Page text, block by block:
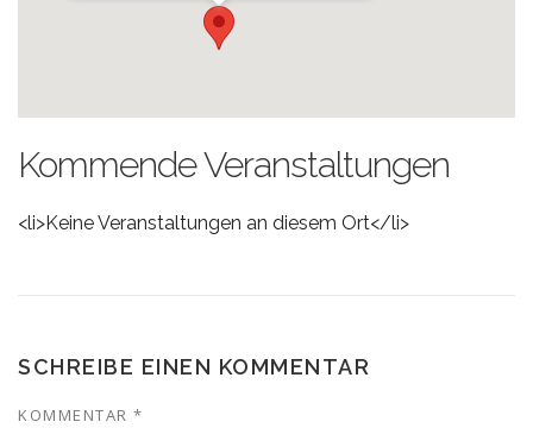
Kommende Veranstaltungen
<li>Keine Veranstaltungen an diesem Ort</li>
SCHREIBE EINEN KOMMENTAR
KOMMENTAR *